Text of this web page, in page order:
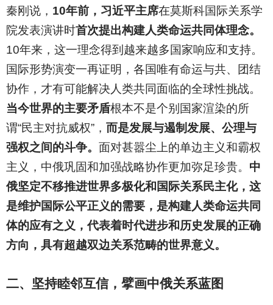
秦刚说， 10年前，习近平主席在莫斯科国际关系学
院发表演讲时首次提出构建人类命运共同体理念。
10年来，这一理念得到越来越多国家响应和支持。
国际形势演变一再证明，各国唯有命运与共、团结
协作，才有可能解决人类共同面临的全球性挑战。
当今世界的主要矛盾根本不是个别国家渲染的所
谓“民主对抗威权”， 而是发展与遏制发展、公理与
强权之间的斗争。 面对甚嚣尘上的单边主义和霸权
主义，中俄巩固和加强战略协作更加弥足珍贵。 中
俄坚定不移推进世界多极化和国际关系民主化，这
是维护国际公平正义的需要，是构建人类命运共同
体的应有之义，代表着时代进步和历史发展的正确
方向，具有超越双边关系范畴的世界意义。
二、坚持睦邻互信，擘画中俄关系蓝图